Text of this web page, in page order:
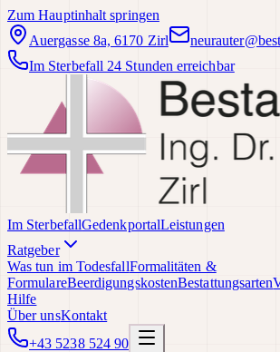
Zum Hauptinhalt springen
Auergasse 8a, 6170 Zirl
Im Sterbefall 24 Stunden erreichbar
Im SterbefallGedenkportalLeistungen
Ratgeber
Was tun im TodesfallFormalitäten &
FormulareBeerdigungskostenBestattungsarten
Hilfe
Über unsKontakt
+43 5238 524 90